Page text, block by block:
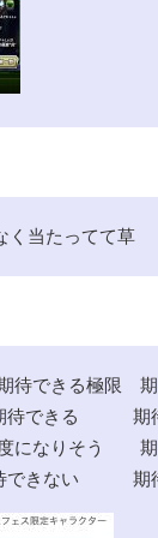
く当たってて草
待できる極限 期
待できる 期
になりそう
できない 期